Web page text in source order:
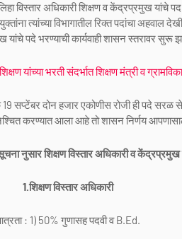
विस्तार अधिकारी शिक्षण व केंद्रप्रमुख यांचे
त्यांच्या विभागातील रिक्त पदांचा अहवाल
पदे भरण्याची कार्यवाही शासन स्तरावर सुरू
यांच्या भरती संदर्भात शिक्षण मंत्री व
सप्टेंबर दोन हजार एकोणीस रोजी ही पदे सरळ सेवेने
निश्चित करण्यात आला आहे तो शासन निर्णय
नुसार शिक्षण विस्तार अधिकारी व केंद्रप्रमुख
1.शिक्षण विस्तार अधिकारी
: 1) 50% गुणासह पदवी व B.Ed.